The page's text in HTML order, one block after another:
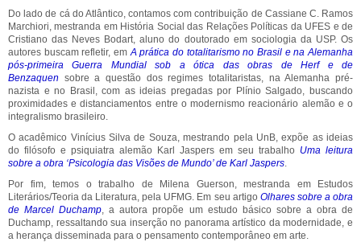
Do lado de cá do Atlântico, contamos com contribuição de Cassiane C. Ramos
Marchiori, mestranda em História Social das Relações Políticas da UFES e de
Cristiano das Neves Bodart, aluno do doutorado em sociologia da USP. Os
autores buscam refletir, emA prática do totalitarismo no Brasil e na Alemanha
pós-primeira Guerra Mundial sob a ótica das obras de Herf e de
Benzaquen sobre a questão dos regimes totalitaristas, na Alemanha pré-
nazista e no Brasil, com as ideias pregadas por Plínio Salgado, buscando
proximidades e distanciamentos entre o modernismo reacionário alemão e o
integralismo brasileiro.
O acadêmico Vinícius Silva de Souza, mestrando pela UnB, expõe as ideias
do filósofo e psiquiatra alemão Karl Jaspers em seu trabalho Uma leitura
sobre a obra ‘Psicologia das Visões de Mundo’ de Karl Jaspers.
Por fim, temos o trabalho de Milena Guerson, mestranda em Estudos
Literários/Teoria da Literatura, pela UFMG. Em seu artigo Olhares sobre a obra
de Marcel Duchamp, a autora propõe um estudo básico sobre a obra de
Duchamp, ressaltando sua inserção no panorama artístico da modernidade, e
a herança disseminada para o pensamento contemporâneo em arte.